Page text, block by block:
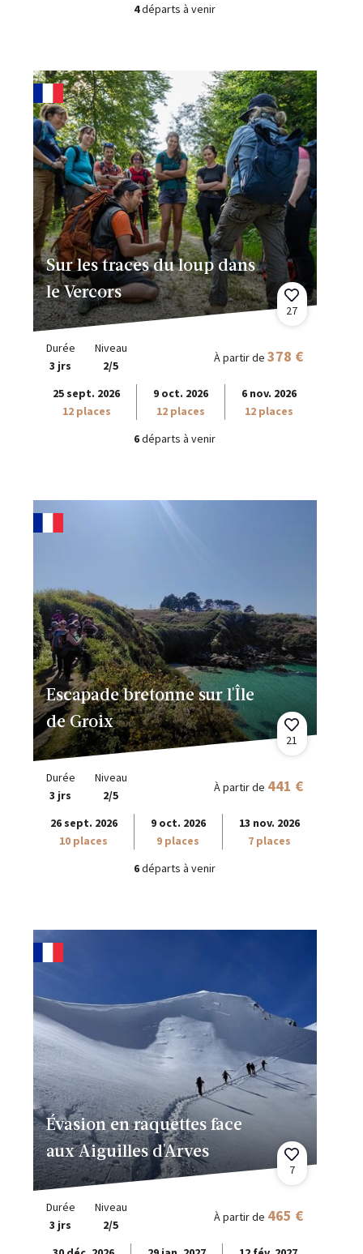
4départs à venir
Sur les traces du loup dans
le Vercors
27
Durée
3 jrs
Niveau
2/5
À partir de 378 €
25 sept. 2026
12 places
9 oct. 2026
12 places
6 nov. 2026
12 places
6départs à venir
Escapade bretonne sur l'Île
de Groix
21
Durée
3 jrs
Niveau
2/5
À partir de 441 €
26 sept. 2026
10 places
9 oct. 2026
9 places
13 nov. 2026
7 places
6départs à venir
Évasion en raquettes face
aux Aiguilles d'Arves
7
Durée
3 jrs
Niveau
2/5
À partir de 465 €